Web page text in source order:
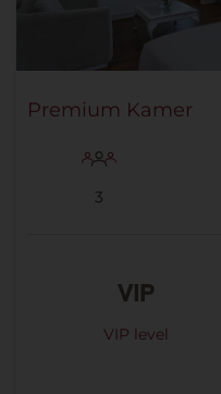
Premium Kamer
3
VIP level
Zoeken
Check-in